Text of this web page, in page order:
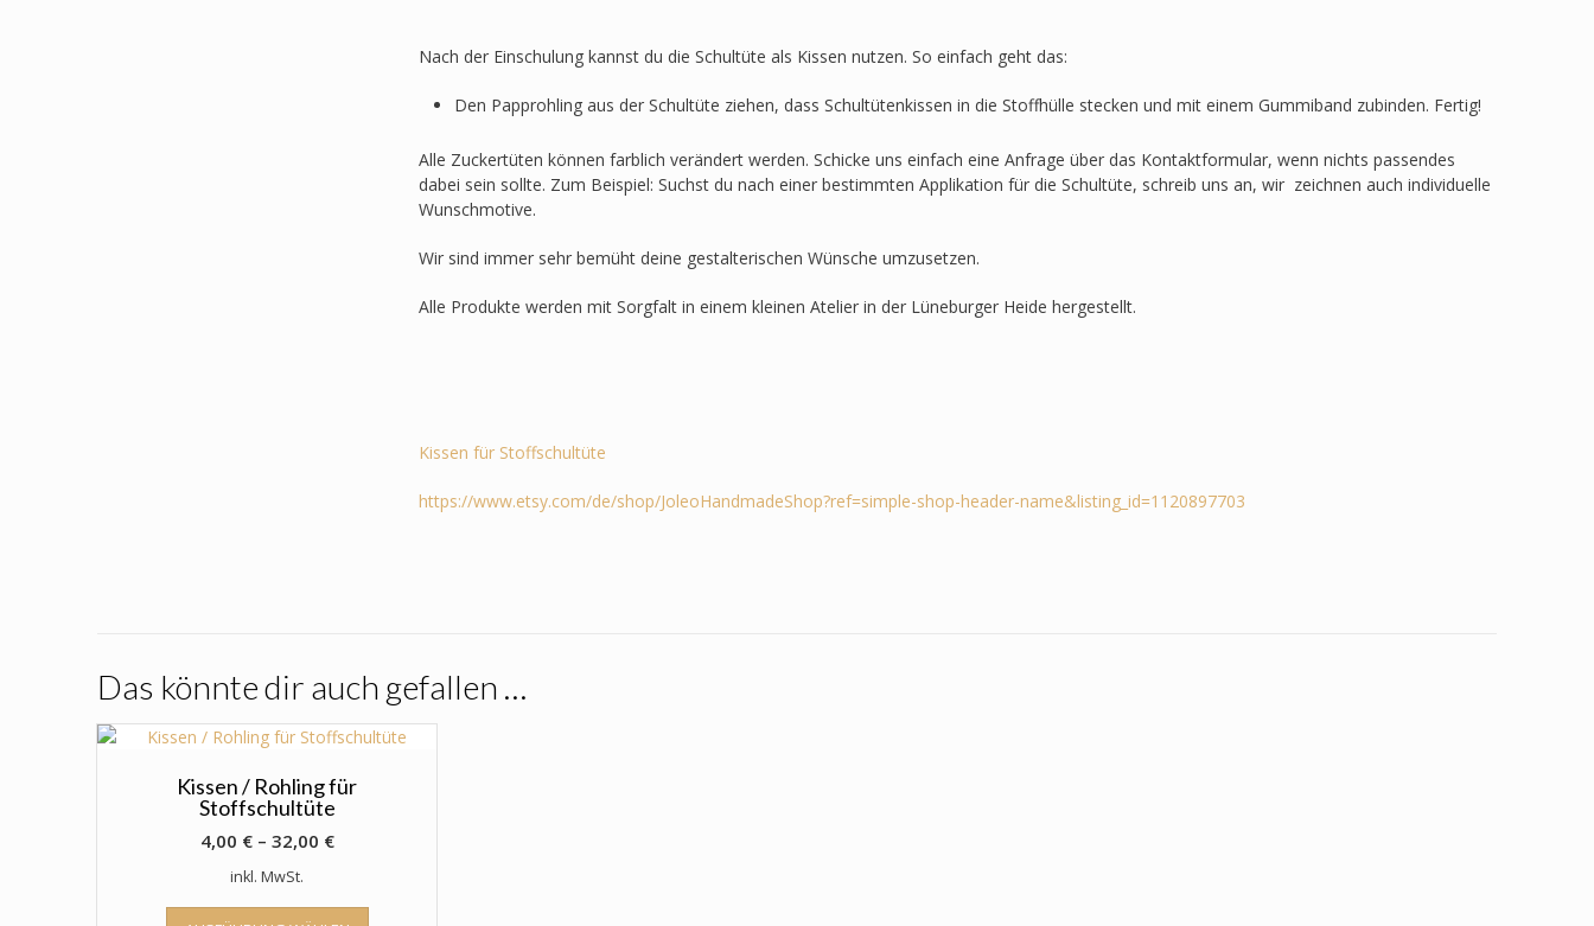
Nach der Einschulung kannst du die Schultüte als Kissen nutzen. So einfach geht das:
Den Papprohling aus der Schultüte ziehen, dass Schultütenkissen in die Stoffhülle stecken und mit einem Gummiband zubinden. Fertig!
Alle Zuckertüten können farblich verändert werden. Schicke uns einfach eine Anfrage über das Kontaktformular, wenn nichts passendes
dabei sein sollte. Zum Beispiel: Suchst du nach einer bestimmten Applikation für die Schultüte, schreib uns an, wir zeichnen auch individuelle
Wunschmotive.
Wir sind immer sehr bemüht deine gestalterischen Wünsche umzusetzen.
Alle Produkte werden mit Sorgfalt in einem kleinen Atelier in der Lüneburger Heide hergestellt.
Kissen für Stoffschultüte
https://www.etsy.com/de/shop/JoleoHandmadeShop?ref=simple-shop-header-name&listing_id=1120897703
Das könnte dir auch gefallen …
Kissen / Rohling für
Stoffschultüte
4,00 €– 32,00 €
inkl. MwSt.
Dieses